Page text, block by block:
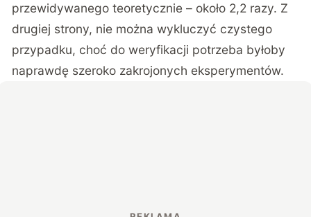
przewidywanego teoretycznie – około 2,2 razy. Z
drugiej strony, nie można wykluczyć czystego
przypadku, choć do weryfikacji potrzeba byłoby
naprawdę szeroko zakrojonych eksperymentów.